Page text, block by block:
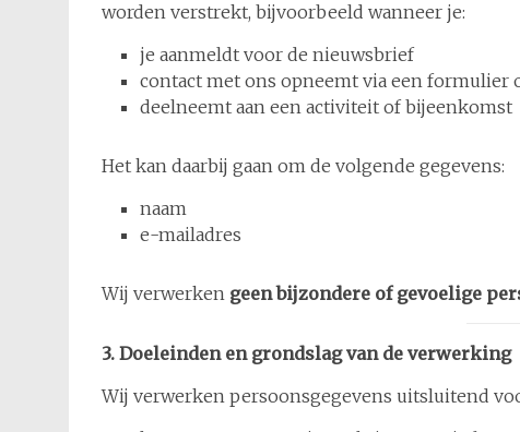
worden verstrekt, bijvoorbeeld wanneer je:
je aanmeldt voor de nieuwsbrief
contact met ons opneemt via een formulier
deelneemt aan een activiteit of bijeenkomst
Het kan daarbij gaan om de volgende gegevens:
naam
e-mailadres
Wij verwerken geen bijzondere of gevoelige
3. Doeleinden en grondslag van de verwerking
Wij verwerken persoonsgegevens uitsluitend